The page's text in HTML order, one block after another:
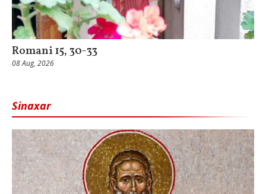
Romani 15, 30-33
08 Aug, 2026
Sinaxar